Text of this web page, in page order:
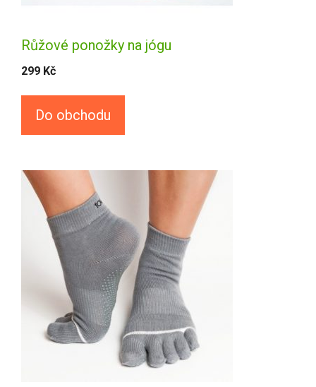
Růžové ponožky na jógu
299 Kč
Do obchodu